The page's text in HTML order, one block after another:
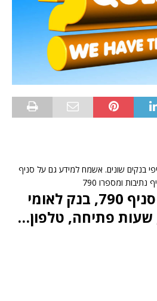
בנקים שונים. אשמח למידע גם על סניף
ומספרו 790
תשובה לשאלה: סניף 790, בנק לאומי
שעות פתיחה, טלפון…